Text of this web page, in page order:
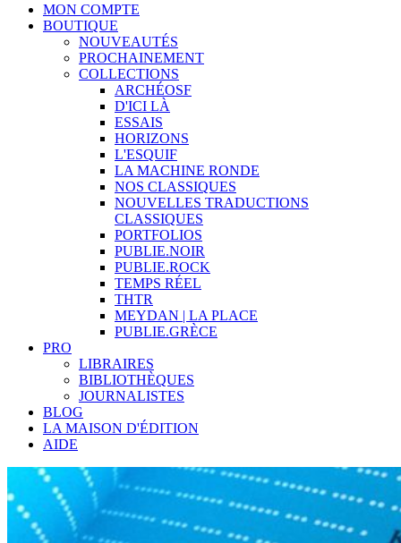
MON COMPTE
BOUTIQUE
NOUVEAUTÉS
PROCHAINEMENT
COLLECTIONS
ARCHÉOSF
D'ICI LÀ
ESSAIS
HORIZONS
L'ESQUIF
LA MACHINE RONDE
NOS CLASSIQUES
NOUVELLES TRADUCTIONS
CLASSIQUES
PORTFOLIOS
PUBLIE.NOIR
PUBLIE.ROCK
TEMPS RÉEL
THTR
MEYDAN | LA PLACE
PUBLIE.GRÈCE
PRO
LIBRAIRES
BIBLIOTHÈQUES
JOURNALISTES
BLOG
LA MAISON D'ÉDITION
AIDE